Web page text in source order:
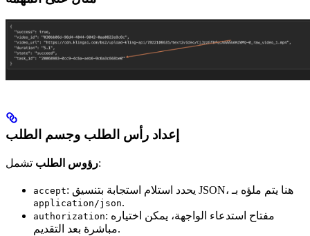
إعداد رأس الطلب وجسم الطلب
رؤوس الطلبتشمل:
accept : يحدد استلام استجابة بتنسيق JSON، هنا يتم ملؤه بـ
application/json.
authorization: مفتاح استدعاء الواجهة، يمكن اختياره
مباشرة بعد التقديم.